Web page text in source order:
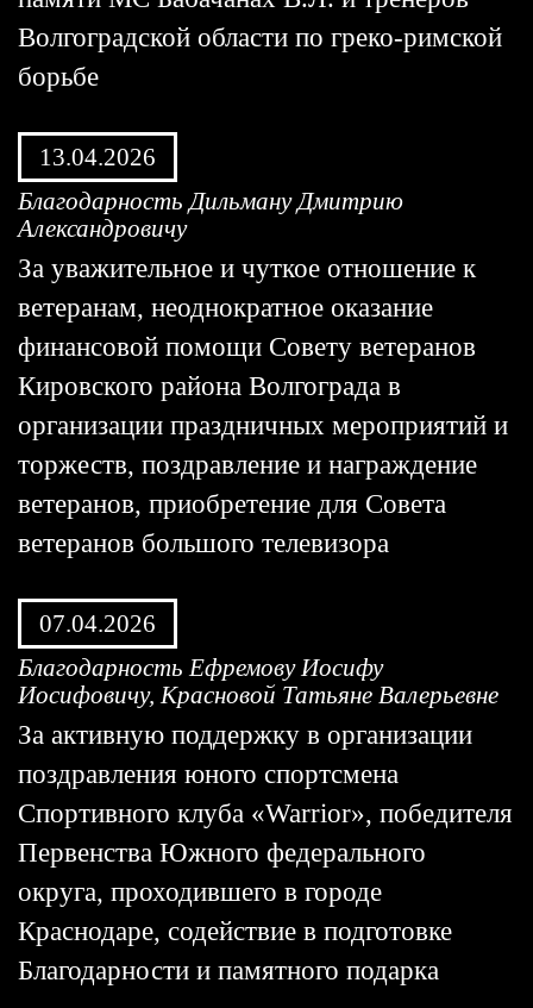
Волгоградской области по греко-римской
борьбе
13.04.2026
Благодарность Дильману Дмитрию
Александровичу
За уважительное и чуткое отношение к
ветеранам, неоднократное оказание
финансовой помощи Совету ветеранов
Кировского района Волгограда в
организации праздничных мероприятий и
торжеств, поздравление и награждение
ветеранов, приобретение для Совета
ветеранов большого телевизора
07.04.2026
Благодарность Ефремову Иосифу
Иосифовичу, Красновой Татьяне Валерьевне
За активную поддержку в организации
поздравления юного спортсмена
Спортивного клуба «Warrior», победителя
Первенства Южного федерального
округа, проходившего в городе
Краснодаре, содействие в подготовке
Благодарности и памятного подарка